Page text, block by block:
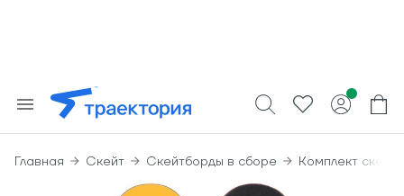
Главная Скейт Скейтборды в сборе Комплект